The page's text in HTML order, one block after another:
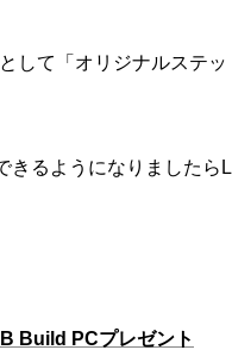
して「オリジナルステッ
きるようになりましたらL
Build PCプレゼント